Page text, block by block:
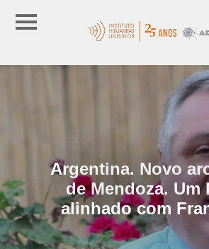
Argentina. Novo
de Mendoza. Um
alinhado com